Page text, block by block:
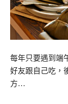
每年只要遇到端
好友跟自己吃，
方…